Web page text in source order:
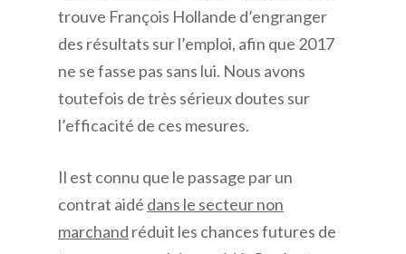
trouve François Hollande d’engranger
des résultats sur l’emploi, afin que 2017
ne se fasse pas sans lui. Nous avons
toutefois de très sérieux doutes sur
l’efficacité de ces mesures.
Il est connu que le passage par un
contrat aidé dans le secteur non
marchand réduit les chances futures de